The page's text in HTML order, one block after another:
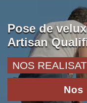
Pose de
Artisan
NOS
Nos